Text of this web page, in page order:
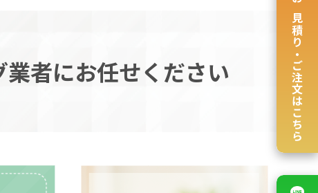
者にお任せください お見積り・ご注文はこちら